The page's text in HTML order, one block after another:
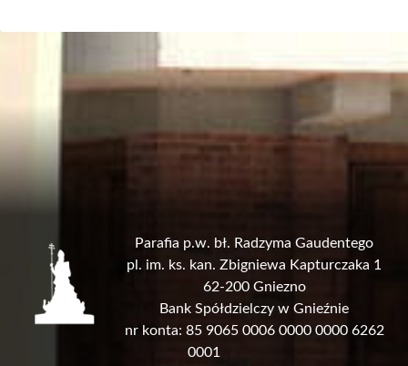
Parafia p.w. bł. Radzyma Gaudentego
pl. im. ks. kan. Zbigniewa Kapturczaka 1
62-200 Gniezno
Bank Spółdzielczy w Gnieźnie
nr konta: 85 9065 0006 0000 0000 6262
0001